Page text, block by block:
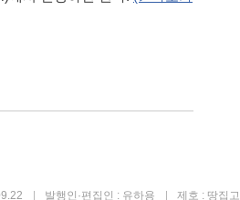
발행인·편집인 : 유하용 제호 : 땅집고